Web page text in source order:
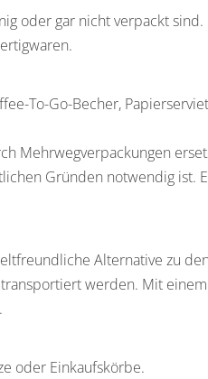
oder gar nicht verpackt sind.
To-Go-Becher,
Mehrwegverpackungen
Gründen notwendig ist.
Alternative zu
werden. Mit
oder Einkaufskörbe.